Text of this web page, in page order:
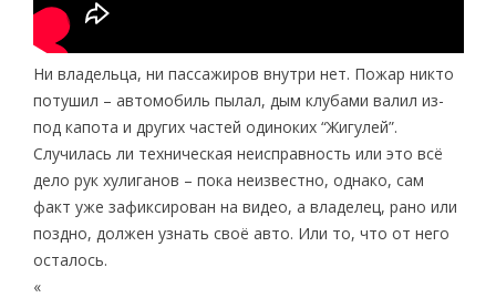
Ни владельца, ни пассажиров внутри нет. Пожар никто
потушил – автомобиль пылал, дым клубами валил из-
под капота и других частей одиноких “Жигулей”.
Случилась ли техническая неисправность или это всё
дело рук хулиганов – пока неизвестно, однако, сам
факт уже зафиксирован на видео, а владелец, рано или
поздно, должен узнать своё авто. Или то, что от него
осталось.
«